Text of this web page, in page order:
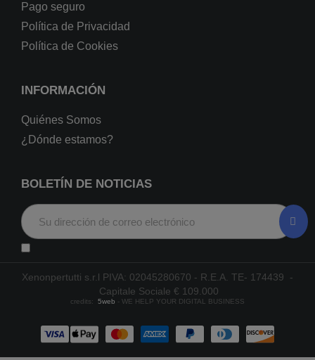
Pago seguro
Política de Privacidad
Política de Cookies
INFORMACIÓN
Quiénes Somos
¿Dónde estamos?
BOLETÍN DE NOTICIAS
Xenonpertutti s.r.l PIVA: 02045280670 - R.E.A. TE- 174439 -
Capitale Sociale € 109.000
credits: 5web - WE HELP YOUR DIGITAL BUSINESS